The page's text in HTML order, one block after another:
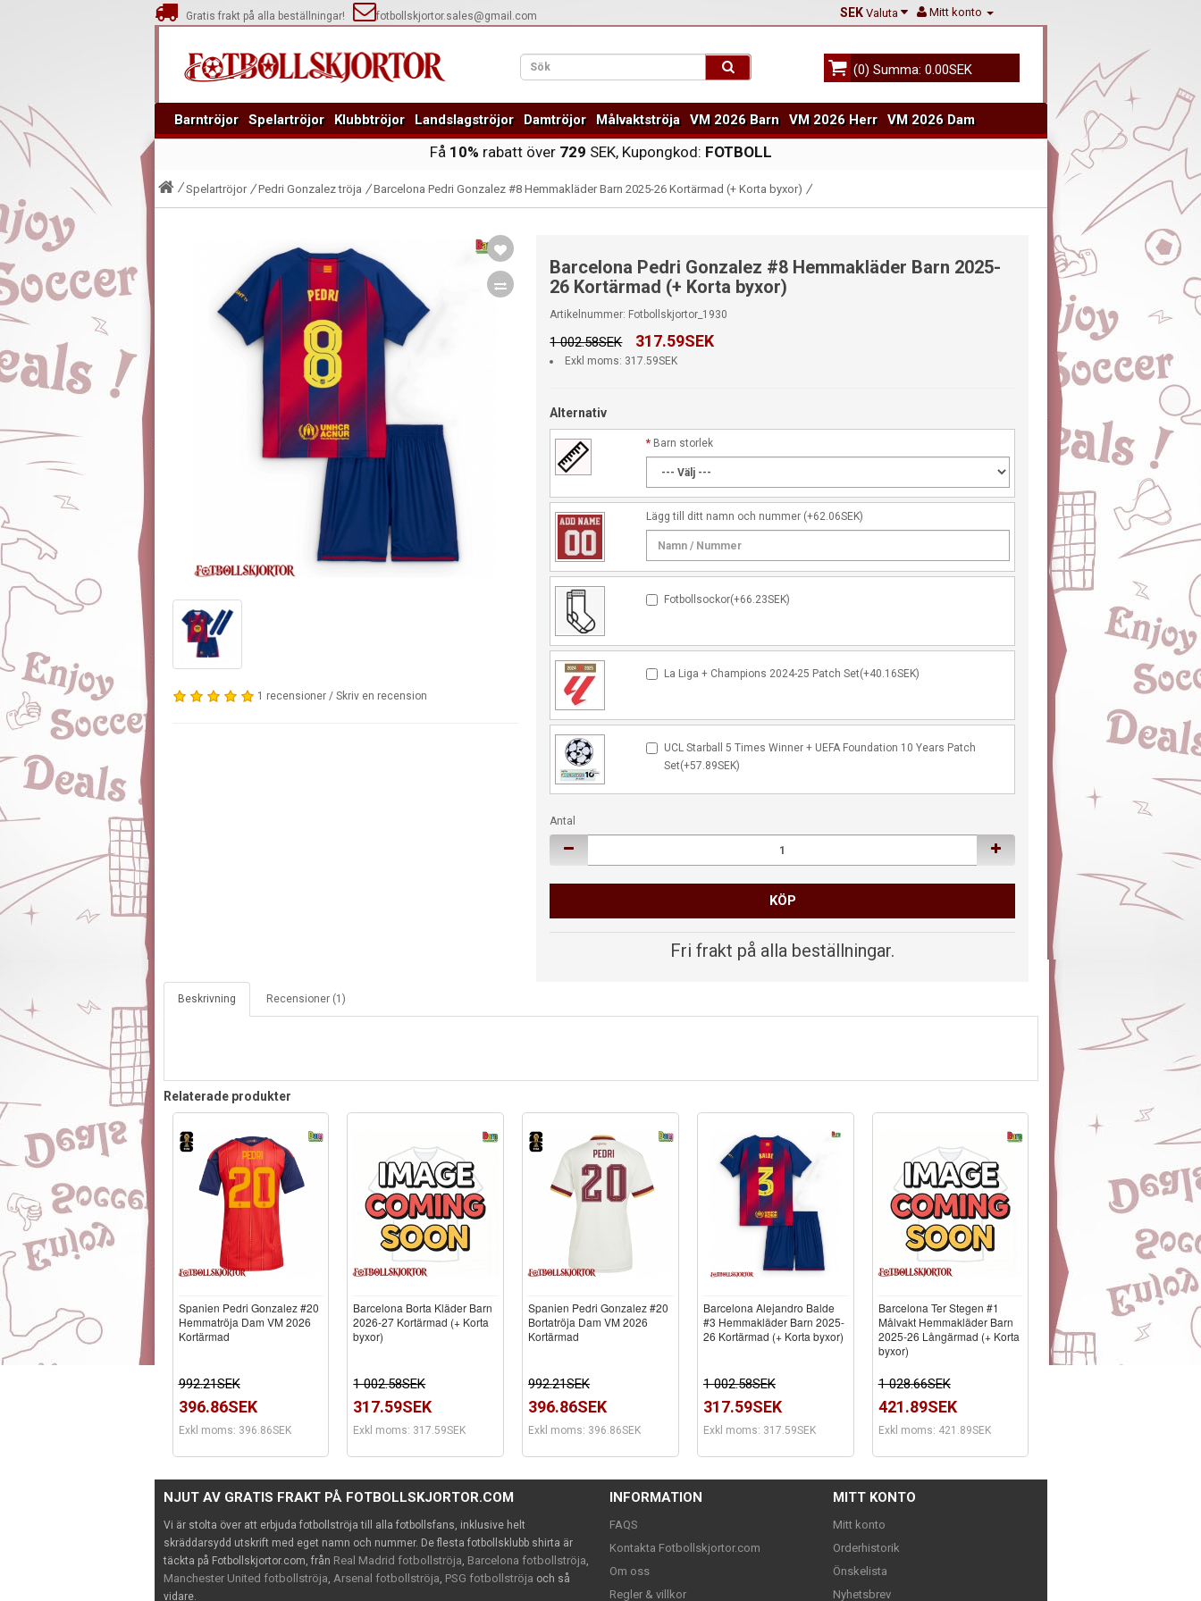
Gratis frakt på alla beställningar! fotbollskjortor.sales@gmail.com Mitt konto
SEK Valuta
(0) Summa: 0.00SEK
Barntröjor Spelartröjor Klubbtröjor Landslagströjor Damtröjor Målvaktströja VM 2026 Barn VM 2026 Herr VM 2026 Dam
Få 10% rabatt över 729 SEK, Kupongkod: FOTBOLL
Spelartröjor Pedri Gonzalez tröja Barcelona Pedri Gonzalez #8 Hemmakläder Barn 2025-26 Kortärmad (+ Korta byxor)
1 recensioner/ Skriv en recension
Barcelona Pedri Gonzalez #8 Hemmakläder Barn 2025-
26 Kortärmad (+ Korta byxor)
Artikelnummer: Fotbollskjortor_1930
1 002.58SEK 317.59SEK
Exkl moms: 317.59SEK
Alternativ
Barn storlek
Lägg till ditt namn och nummer (+62.06SEK)
Fotbollsockor(+66.23SEK)
La Liga + Champions 2024-25 Patch Set(+40.16SEK)
UCL Starball 5 Times Winner + UEFA Foundation 10 Years Patch
Set(+57.89SEK)
Antal
KÖP
Fri frakt på alla beställningar.
Beskrivning Recensioner (1)
Relaterade produkter
Spanien Pedri Gonzalez #20
Hemmatröja Dam VM 2026
Kortärmad
992.21SEK
396.86SEK
Exkl moms: 396.86SEK
Barcelona Borta Kläder Barn
2026-27 Kortärmad (+ Korta
byxor)
1 002.58SEK
317.59SEK
Exkl moms: 317.59SEK
Spanien Pedri Gonzalez #20
Bortatröja Dam VM 2026
Kortärmad
992.21SEK
396.86SEK
Exkl moms: 396.86SEK
Barcelona Alejandro Balde
#3 Hemmakläder Barn 2025-
26 Kortärmad (+ Korta byxor)
1 002.58SEK
317.59SEK
Exkl moms: 317.59SEK
Barcelona Ter Stegen #1
Målvakt Hemmakläder Barn
2025-26 Långärmad (+ Korta
byxor)
1 028.66SEK
421.89SEK
Exkl moms: 421.89SEK
NJUT AV GRATIS FRAKT PÅ FOTBOLLSKJORTOR.COM
Vi är stolta över att erbjuda fotbollströja till alla fotbollsfans, inklusive helt
skräddarsydd utskrift med eget namn och nummer. De flesta fotbollsklubb shirta är
täckta på Fotbollskjortor.com, från Real Madrid fotbollströja Barcelona fotbollströja
Manchester United fotbollströja Arsenal fotbollströja PSG fotbollströja och så
vidare.
INFORMATION
FAQS
Kontakta Fotbollskjortor.com
Om oss
Regler & villkor
MITT KONTO
Mitt konto
Orderhistorik
Önskelista
Nyhetsbrev